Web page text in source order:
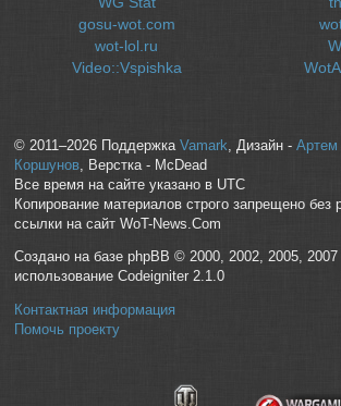
gosu-wot.com
wot-lol.ru
Video::Vspishka
© 2011–2026 Поддержка Vamark , Дизайн - Артем
Коршунов, Верстка - McDead
Все время на сайте указано в UTC
Копирование материалов строго запрещено без
ссылки на сайт WoT-News.Com
Создано на базе phpBB © 2000, 2002, 2005, 2007
использование Codeigniter 2.1.0
Контактная информация
Помочь проекту